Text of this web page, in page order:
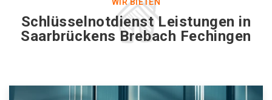
Schlüsselnotdienst Leistungen in
Saarbrückens Brebach Fechingen